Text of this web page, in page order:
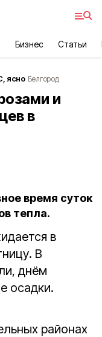
Бизнес Статьи
ясно Белгород
и
в
время суток
тепла.
в
В
днём
осадки.
районах